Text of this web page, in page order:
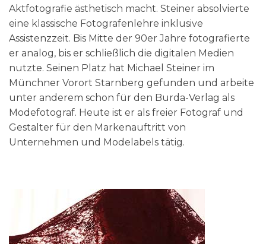
Aktfotografie ästhetisch macht. Steiner absolvierte
eine klassische Fotografenlehre inklusive
Assistenzzeit. Bis Mitte der 90er Jahre fotografierte
er analog, bis er schließlich die digitalen Medien
nutzte. Seinen Platz hat Michael Steiner im
Münchner Vorort Starnberg gefunden und arbeite
unter anderem schon für den Burda-Verlag als
Modefotograf. Heute ist er als freier Fotograf und
Gestalter für den Markenauftritt von
Unternehmen und Modelabels tätig.